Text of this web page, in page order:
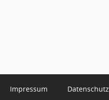
Impressum Datenschutz